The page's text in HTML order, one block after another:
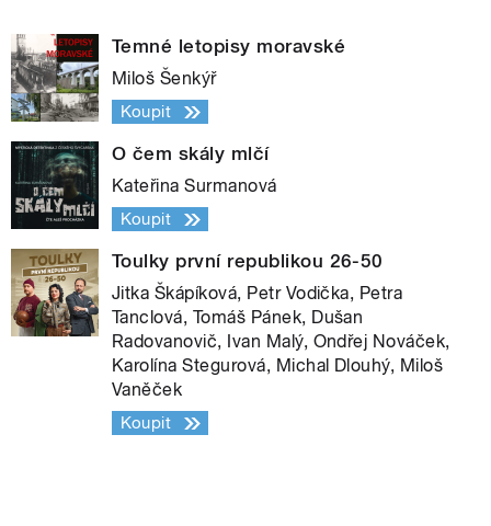
Temné letopisy moravské
Miloš Šenkýř
Koupit
O čem skály mlčí
Kateřina Surmanová
Koupit
Toulky první republikou 26-50
Jitka Škápíková, Petr Vodička, Petra
Tanclová, Tomáš Pánek, Dušan
Radovanovič, Ivan Malý, Ondřej Nováček,
Karolína Stegurová, Michal Dlouhý, Miloš
Vaněček
Koupit